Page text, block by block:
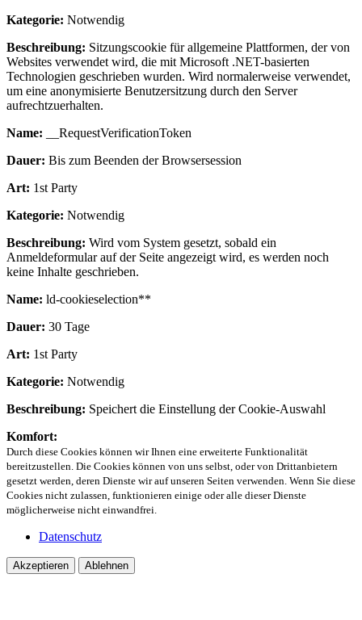
Kategorie: Notwendig
Beschreibung: Sitzungscookie für allgemeine Plattformen, der von
Websites verwendet wird, die mit Microsoft .NET-basierten
Technologien geschrieben wurden. Wird normalerweise verwendet,
um eine anonymisierte Benutzersitzung durch den Server
aufrechtzuerhalten.
Name: __RequestVerificationToken
Dauer: Bis zum Beenden der Browsersession
Art: 1st Party
Kategorie: Notwendig
Beschreibung: Wird vom System gesetzt, sobald ein
Anmeldeformular auf der Seite angezeigt wird, es werden noch
keine Inhalte geschrieben.
Name: ld-cookieselection**
Dauer: 30 Tage
Art: 1st Party
Kategorie: Notwendig
Beschreibung: Speichert die Einstellung der Cookie-Auswahl
Komfort:
Durch diese Cookies können wir Ihnen eine erweiterte Funktionalität
bereitzustellen. Die Cookies können von uns selbst, oder von Drittanbietern
gesetzt werden, deren Dienste wir auf unseren Seiten verwenden. Wenn Sie diese
Cookies nicht zulassen, funktionieren einige oder alle dieser Dienste
möglicherweise nicht einwandfrei.
Datenschutz
Akzeptieren Ablehnen